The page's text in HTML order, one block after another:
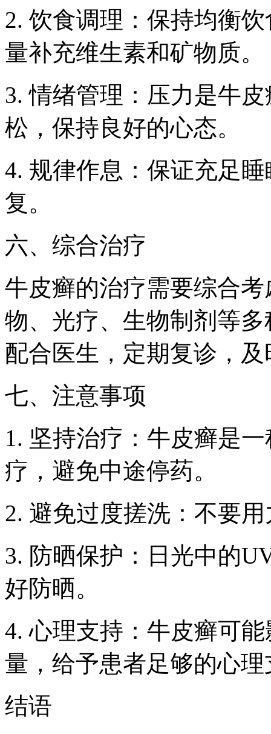
2. 饮食调理：保持均衡
量补充维生素和矿物质。
3. 情绪管理：压力是牛
松，保持良好的心态。
4. 规律作息：保证充足
复。
六、综合治疗
牛皮癣的治疗需要综合
物、光疗、生物制剂等
配合医生，定期复诊，
七、注意事项
1. 坚持治疗：牛皮癣是
疗，避免中途停药。
2. 避免过度搓洗：不要
3. 防晒保护：日光中的
好防晒。
4. 心理支持：牛皮癣可
量，给予患者足够的心
结语